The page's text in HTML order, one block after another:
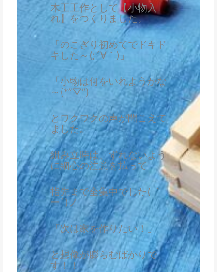
木工工作として【小物入
れ】をつくりました。
「のこぎり初めてでドキド
キした～(;´∀｀)」
「小物は何をいれようかな
～(*”▽”)」
とワクワクの声が聞こえて
ました。
組み立時は、ずれないよう
に細心の注意を払って
指先まで全集中でした( ｀
ー´)ノ
「次は家を作りたい！」
と想像が膨らむばかりで
す！！